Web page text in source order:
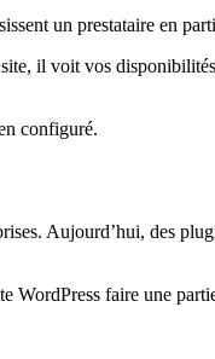
un prestataire en
il voit vos
configuré.
Aujourd’hui, des
faire une